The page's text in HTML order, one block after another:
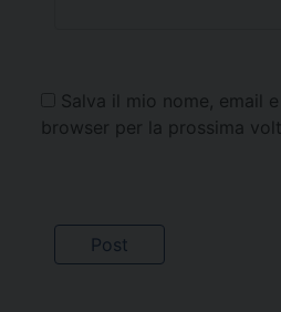
Salva il mio nome, email
browser per la prossima